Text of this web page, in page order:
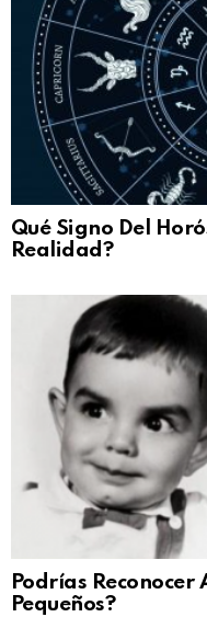
Qué Signo Del
Realidad?
Podrías Reconocer
Pequeños?